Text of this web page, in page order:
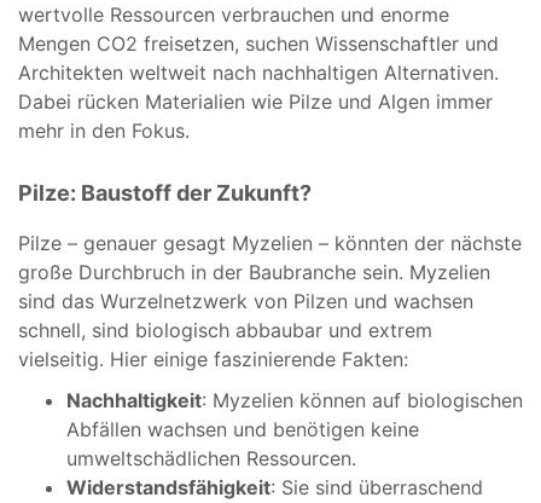
wertvolle Ressourcen verbrauchen und enorme
Mengen CO2 freisetzen, suchen Wissenschaftler und
Architekten weltweit nach nachhaltigen Alternativen.
Dabei rücken Materialien wie Pilze und Algen immer
mehr in den Fokus.
Pilze: Baustoff der Zukunft?
Pilze – genauer gesagt Myzelien – könnten der nächste
große Durchbruch in der Baubranche sein. Myzelien
sind das Wurzelnetzwerk von Pilzen und wachsen
schnell, sind biologisch abbaubar und extrem
vielseitig. Hier einige faszinierende Fakten:
Nachhaltigkeit: Myzelien können auf biologischen
Abfällen wachsen und benötigen keine
umweltschädlichen Ressourcen.
Widerstandsfähigkeit: Sie sind überraschend